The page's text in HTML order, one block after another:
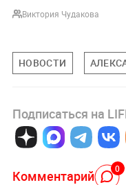
Виктория Чудакова
НОВОСТИ
Подписаться на
Комментарий 0